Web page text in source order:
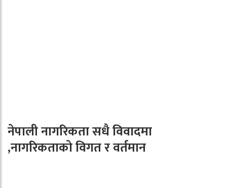
नेपाली नागरिकता सधै विवादमा
,नागरिकताको विगत र वर्तमान